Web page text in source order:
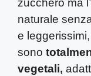
zucchero ma
naturale
e
sono
vegetali,